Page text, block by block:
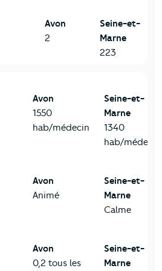
Avon
2
Seine-et-
Marne
223
Avon
1550
hab/médecin
Seine-et-
Marne
1340
hab/médecin
Avon
Animé
Seine-et-
Marne
Calme
Avon
0,2 tous les
Seine-et-
Marne